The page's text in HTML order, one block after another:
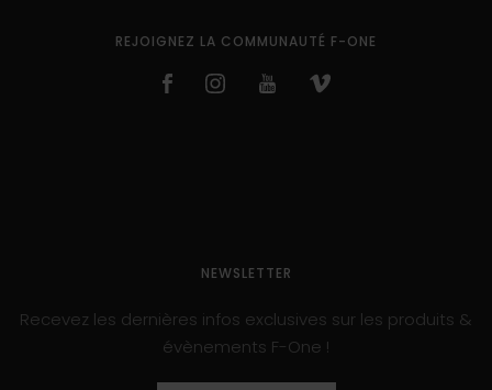
REJOIGNEZ LA COMMUNAUTÉ F-ONE
NEWSLETTER
Recevez les dernières infos exclusives sur les produits &
évènements F-One !